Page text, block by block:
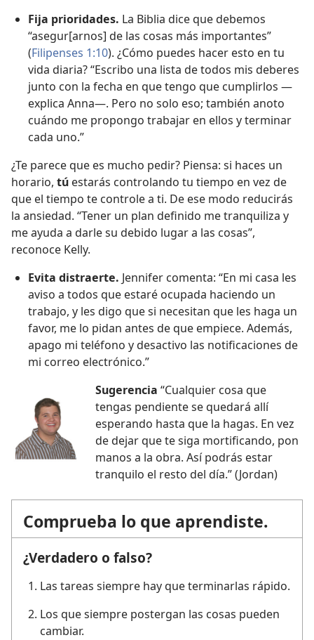
Fija prioridades. La Biblia dice que debemos
“asegur[arnos] de las cosas más importantes”
(Filipenses 1:10). ¿Cómo puedes hacer esto en tu
vida diaria? “Escribo una lista de todos mis deberes
junto con la fecha en que tengo que cumplirlos —
explica Anna—. Pero no solo eso; también anoto
cuándo me propongo trabajar en ellos y terminar
cada uno.”
¿Te parece que es mucho pedir? Piensa: si haces un
horario, tú estarás controlando tu tiempo en vez de
que el tiempo te controle a ti. De ese modo reducirás
la ansiedad. “Tener un plan definido me tranquiliza y
me ayuda a darle su debido lugar a las cosas”,
reconoce Kelly.
Evita distraerte. Jennifer comenta: “En mi casa les
aviso a todos que estaré ocupada haciendo un
trabajo, y les digo que si necesitan que les haga un
favor, me lo pidan antes de que empiece. Además,
apago mi teléfono y desactivo las notificaciones de
mi correo electrónico.”
Sugerencia “Cualquier cosa que
tengas pendiente se quedará allí
esperando hasta que la hagas. En vez
de dejar que te siga mortificando, pon
manos a la obra. Así podrás estar
tranquilo el resto del día.” (Jordan)
Comprueba lo que aprendiste.
¿Verdadero o falso?
Las tareas siempre hay que terminarlas rápido.
Los que siempre postergan las cosas pueden
cambiar.